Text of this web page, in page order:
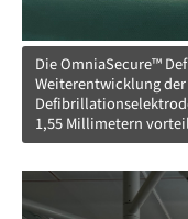
Die OmniaSecure™
Weiterentwicklung
1,55 Millimetern